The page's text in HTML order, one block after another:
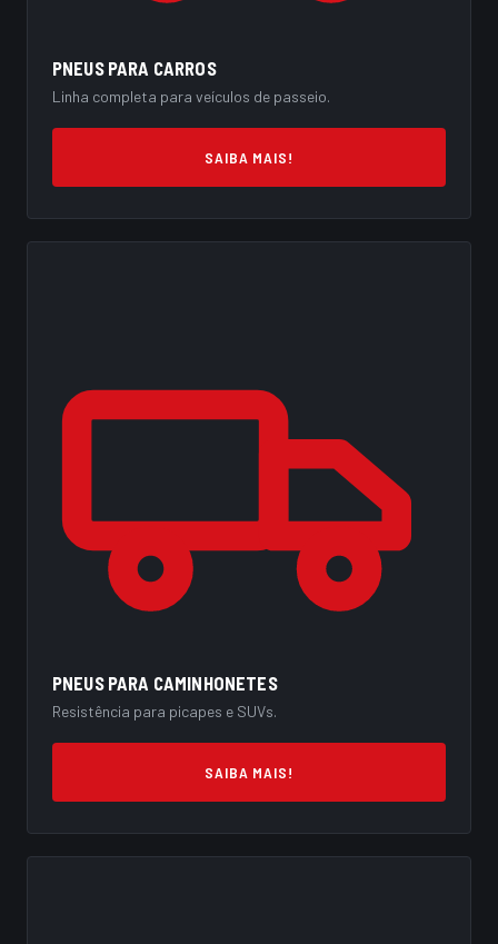
PNEUS PARA CARROS
Linha completa para veículos de passeio.
SAIBA MAIS!
PNEUS PARA CAMINHONETES
Resistência para picapes e SUVs.
SAIBA MAIS!